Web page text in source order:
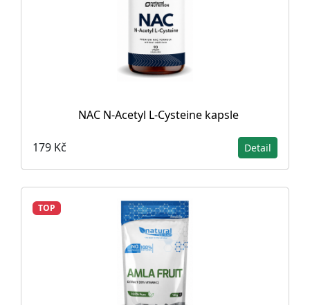
NAC N-Acetyl L-Cysteine ​​kapsle
179 Kč Detail
TOP